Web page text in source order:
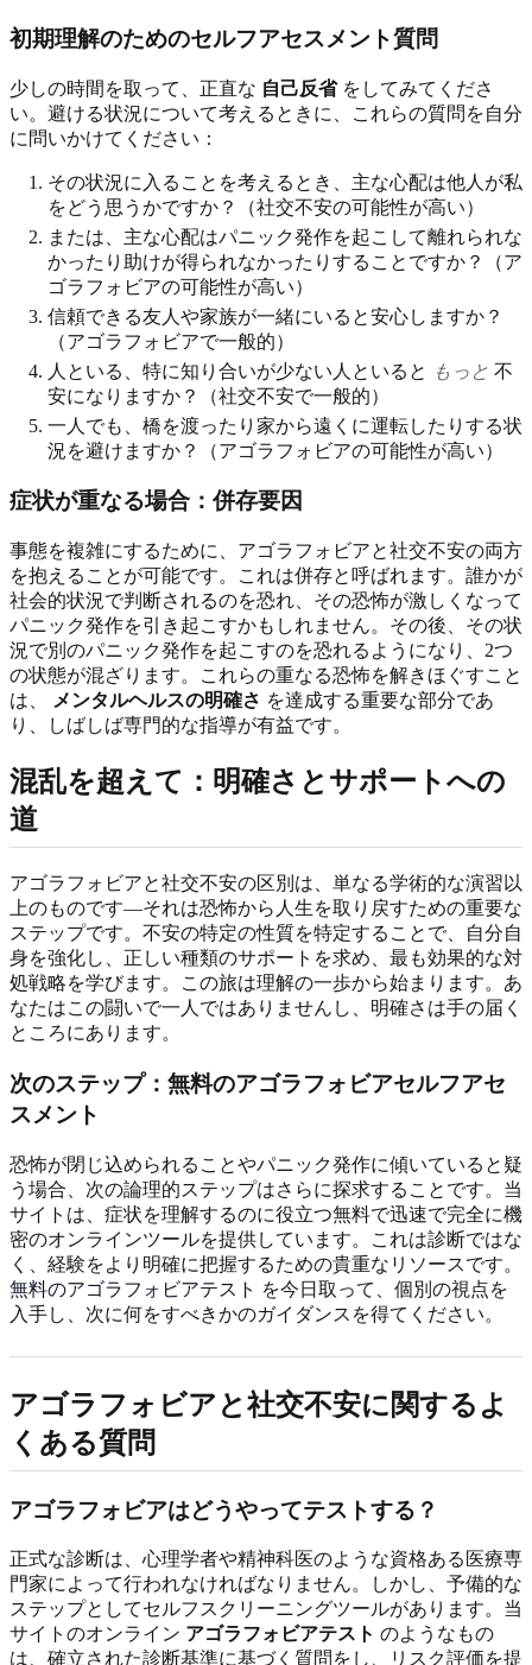
初期理解のためのセルフアセスメント質問
少しの時間を取って、正直な 自己反省をしてみてくださ
い。避ける状況について考えるときに、これらの質問を自分
に問いかけてください：
その状況に入ることを考えるとき、主な心配は他人が私
をどう思うかですか？（社交不安の可能性が高い）
または、主な心配はパニック発作を起こして離れられな
かったり助けが得られなかったりすることですか？（ア
ゴラフォビアの可能性が高い）
信頼できる友人や家族が一緒にいると安心しますか？
（アゴラフォビアで一般的）
人といる、特に知り合いが少ない人といると
もっと 不
安になりますか？（社交不安で一般的）
一人でも、橋を渡ったり家から遠くに運転したりする状
況を避けますか？（アゴラフォビアの可能性が高い）
症状が重なる場合：併存要因
事態を複雑にするために、アゴラフォビアと社交不安の両方
を抱えることが可能です。これは併存と呼ばれます。誰かが
社会的状況で判断されるのを恐れ、その恐怖が激しくなって
パニック発作を引き起こすかもしれません。その後、その状
況で別のパニック発作を起こすのを恐れるようになり、2つ
の状態が混ざります。これらの重なる恐怖を解きほぐすこと
は、
メンタルヘルスの明確さ を達成する重要な部分であ
り、しばしば専門的な指導が有益です。
混乱を超えて：明確さとサポートへの
道
アゴラフォビアと社交不安の区別は、単なる学術的な演習以
上のものです—それは恐怖から人生を取り戻すための重要な
ステップです。不安の特定の性質を特定することで、自分自
身を強化し、正しい種類のサポートを求め、最も効果的な対
処戦略を学びます。この旅は理解の一歩から始まります。あ
なたはこの闘いで一人ではありませんし、明確さは手の届く
ところにあります。
次のステップ：無料のアゴラフォビアセルフアセ
スメント
恐怖が閉じ込められることやパニック発作に傾いていると疑
う場合、次の論理的ステップはさらに探求することです。当
サイトは、症状を理解するのに役立つ無料で迅速で完全に機
密のオンラインツールを提供しています。これは診断ではな
く、経験をより明確に把握するための貴重なリソースです。
無料のアゴラフォビアテスト を今日取って、個別の視点を
入手し、次に何をすべきかのガイダンスを得てください。
アゴラフォビアと社交不安に関するよ
くある質問
アゴラフォビアはどうやってテストする？
正式な診断は、心理学者や精神科医のような資格ある医療専
門家によって行われなければなりません。しかし、予備的な
ステップとしてセルフスクリーニングツールがあります。当
サイトのオンライン アゴラフォビアテスト のようなもの
は、確立された診断基準に基づく質問をし、リスク評価を提